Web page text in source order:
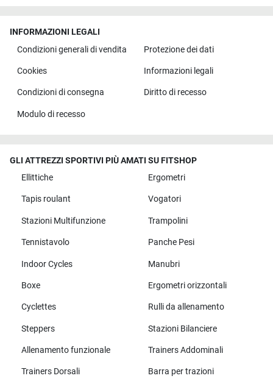
INFORMAZIONI LEGALI
Condizioni generali di vendita
Protezione dei dati
Cookies Informazioni legali
Condizioni di consegna Diritto di recesso
Modulo di recesso
GLI ATTREZZI SPORTIVI PIÙ AMATI SU FITSHOP
Ellittiche
Ergometri
Tapis roulant Vogatori
Stazioni Multifunzione Trampolini
Tennistavolo Panche Pesi
Indoor Cycles Manubri
Boxe Ergometri orizzontali
Cyclettes Rulli da allenamento
Steppers Stazioni Bilanciere
Allenamento funzionale Trainers Addominali
Trainers Dorsali Barra per trazioni